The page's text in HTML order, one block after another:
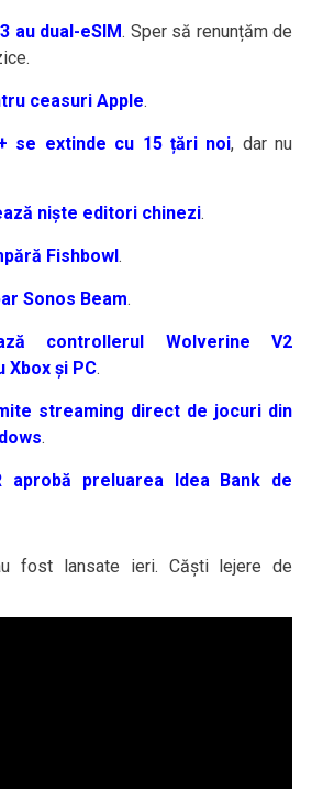
au dual-eSIM. Sper să renunțăm de
ceasuri Apple.
se extinde cu 15 țări noi, dar nu
niște editori chinezi.
Fishbowl.
Sonos Beam.
controllerul Wolverine V2
Xbox și PC.
streaming direct de jocuri din
.
aprobă preluarea Idea Bank de
fost lansate ieri. Căști lejere de